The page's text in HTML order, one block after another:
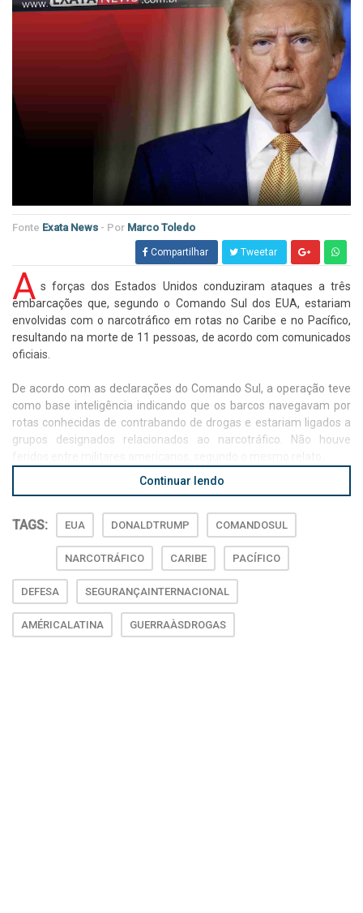
Fonte Exata News - Por Marco Toledo
Compartilhar Tweetar
A s forças dos Estados Unidos conduziram ataques a três
embarcações que, segundo o Comando Sul dos EUA, estariam
envolvidas com o narcotráfico em rotas no Caribe e no Pacífico,
resultando na morte de 11 pessoas, de acordo com comunicados
oficiais.
De acordo com as declarações do Comando Sul, a operação teve
como base inteligência indicando que os barcos navegavam por
rotas conhecidas de contrabando de drogas e estariam ligados a
grupos designados relacionados ao narcotráfico. Não houve
Continuar lendo
TAGS: EUA DONALDTRUMP COMANDOSUL
NARCOTRÁFICO CARIBE PACÍFICO
DEFESA SEGURANÇAINTERNACIONAL
AMÉRICALATINA GUERRAÀSDROGAS